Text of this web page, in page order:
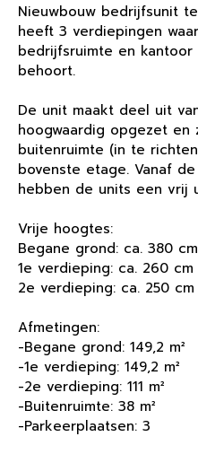
Nieuwbouw bedrijfsunit
heeft 3 verdiepingen
bedrijfsruimte en
behoort.
De unit maakt deel uit
hoogwaardig opgezet en
buitenruimte (in te
bovenste etage. Vanaf
hebben de units een vrij
Vrije hoogtes:
Begane grond: ca. 380 cm
1e verdieping: ca. 260 cm
2e verdieping: ca. 250 cm
Afmetingen:
-Begane grond: 149,2 m²
-1e verdieping: 149,2 m²
-2e verdieping: 111 m²
-Buitenruimte: 38 m²
-Parkeerplaatsen: 3